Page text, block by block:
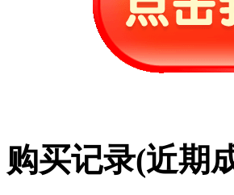
购买记录(近期